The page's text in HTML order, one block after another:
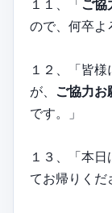
１１、「ご協
ので、何卒よ
１２、「皆
が、 ご協力お
です。」
１３、「本日
てお帰りくだ